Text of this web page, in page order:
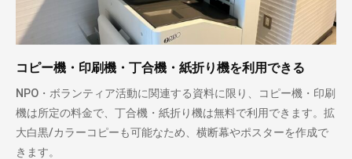
コピー機・印刷機・丁合機・紙折り機を利用できる
NPO・ボランティア活動に関連する資料に限り、コピー機・印刷
機は所定の料金で、丁合機・紙折り機は無料で利用できます。拡
大白黒/カラーコピーも可能なため、横断幕やポスターを作成で
きます。